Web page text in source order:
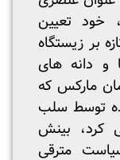
خود تعیین
بر زیستگاه
و دانه های
مارکس که
توسط سلب
کرد، بینش
مترقی